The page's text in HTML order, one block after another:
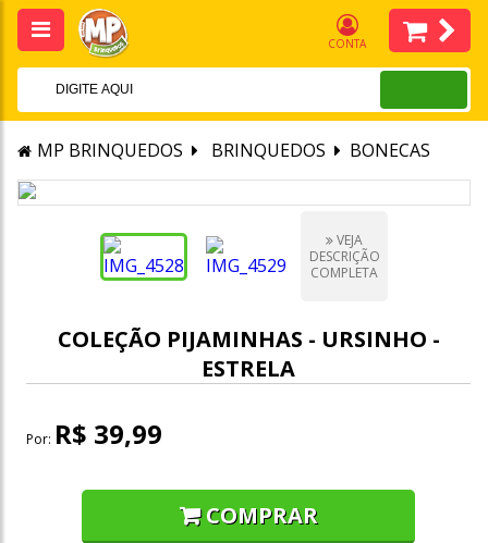
CONTA
MP BRINQUEDOS BRINQUEDOS BONECAS
VEJA
DESCRIÇÃO
COMPLETA
COLEÇÃO PIJAMINHAS - URSINHO -
ESTRELA
Por: R$ 39,99
COMPRAR